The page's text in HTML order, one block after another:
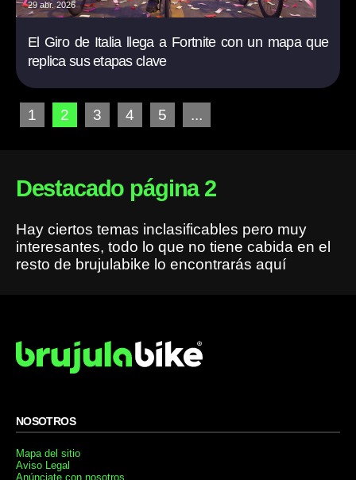
29 abr. 2026
El Giro de Italia llega a Fortnite con un mapa que
replica sus etapas clave
1 2 3 4 5 ...
Destacado página 2
Hay ciertos temas inclasificables pero muy
interesantes, todo lo que no tiene cabida en el
resto de brujulabike lo encontrarás aquí
NOSOTROS
Mapa del sitio
Aviso Legal
Anúnciate con nosotros